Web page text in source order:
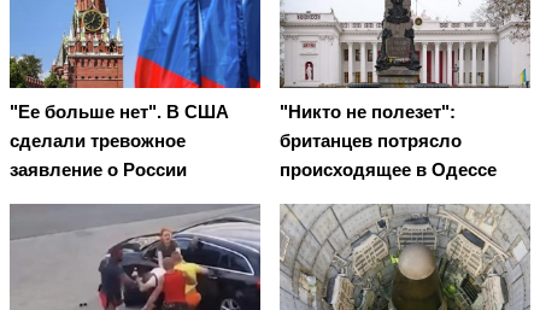
"Ее больше нет". В США
сделали тревожное
заявление о России
"Никто не полезет":
британцев потрясло
происходящее в Одессе